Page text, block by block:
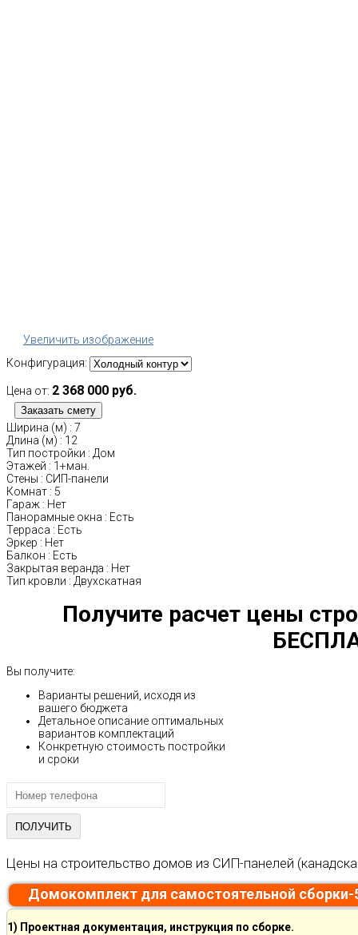
Увеличить изображение
Конфигурация:
Цена от: 2 368 000 руб.
Ширина (м) : 7
Длина (м) : 12
Тип постройки : Дом
Этажей : 1+ман.
Стены : СИП-панели
Комнат : 5
Гараж : Нет
Панорамные окна : Есть
Терраса : Есть
Эркер : Нет
Балкон : Есть
Закрытая веранда : Нет
Тип кровли : Двухскатная
Получите расчет цены
Вы получите:
Варианты решений, исходя из
вашего бюджета
Детальное описание оптимальных
вариантов комплектаций
Конкретную стоимость постройки
и сроки
Цены на строительство домов из СИП-панелей
Домокомплект для самостоятельной
1) Проектная документация, инструкция по сборке.